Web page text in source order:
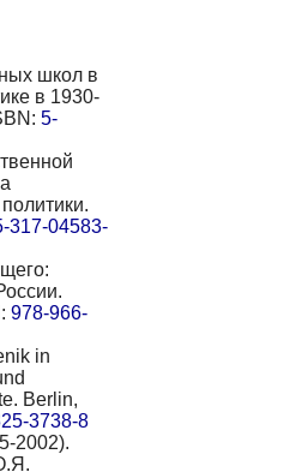
школ в
в 1930-
5-
317-04583-
978-966-
in
Berlin,
3738-8
2002).